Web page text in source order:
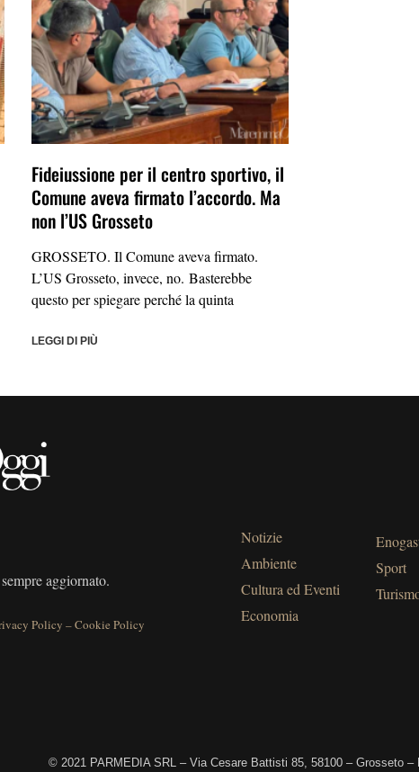
Fideiussione per il centro sportivo, il
Comune aveva firmato l’accordo. Ma
non l’US Grosseto
GROSSETO. Il Comune aveva firmato.
L’US Grosseto, invece, no. Basterebbe
questo per spiegare perché la quinta
LEGGI DI PIÙ
aggiornato.
Policy –Cookie Policy
Notizie
Ambiente
Cultura ed Eventi
Economia
Sport
© 2021 PARMEDIA SRL – Via Cesare Battisti 85, 58100 – Grosseto –